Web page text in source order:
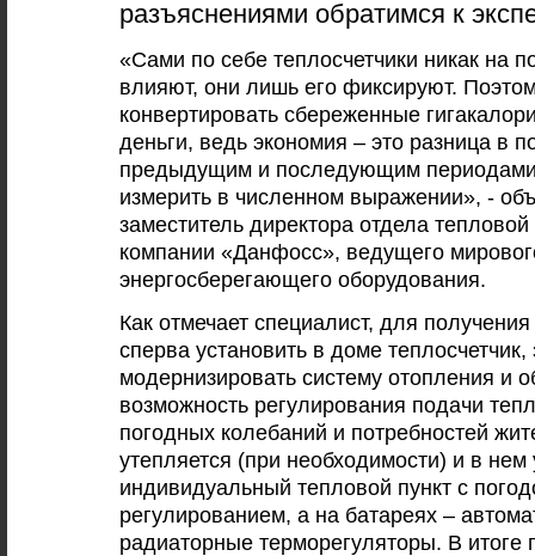
разъяснениями обратимся к
«Сами по себе теплосчетчики никак на
влияют, они лишь его фиксируют.
конвертировать сбереженные
деньги, ведь экономия – это разница в
предыдущим и последующим
измерить в численном выражении», -
заместитель директора отдела
компании «Данфосс», ведущего
энергосберегающего оборудования.
Как отмечает специалист, для
сперва установить в доме теплосчетчик,
модернизировать систему отопления и
возможность регулирования подачи
погодных колебаний и потребностей
утепляется (при необходимости) и в нем
индивидуальный тепловой пункт с
регулированием, а на батареях –
радиаторные терморегуляторы. В итоге